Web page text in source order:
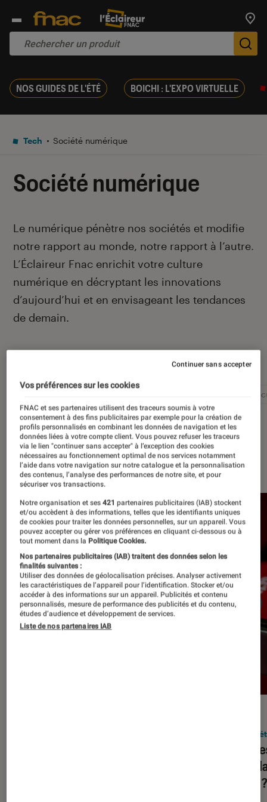
NOS GUIDES DE L'ÉTÉ BOICHI : L'EXPO VIRTUELLE
Tech Société numérique
Société numérique
Introduction
Le numérique pénètre nos sociétés et modifie
notre rapport au monde, notre rapport à l’autre.
L’Éclaireur Fnac enrichit votre culture
numérique en décryptant les innovations
d’aujourd’hui et en envisageant les tendances
de demain.
À la une
2023
Vos préférences sur les cookies
FNAC et ses partenaires utilisent des traceurs soumis à votre
consentement à des fins publicitaires par exemple pour la création de
profils personnalisés en combinant les données de navigation et les
données liées à votre compte client. Vous pouvez refuser les traceurs
via le lien "continuer sans accepter" à l’exception des cookies
nécessaires au fonctionnement optimal de nos services notamment
l’aide dans votre navigation sur notre catalogue et la personnalisation
des contenus, l’analyse des performances de notre site, et pour
sécuriser vos transactions.
Notre organisation et ses421 partenaires publicitaires (IAB) stockent
et/ou accèdent à des informations, telles que les identifiants uniques
de cookies pour traiter les données personnelles, sur un appareil. Vous
pouvez accepter ou gérer vos préférences en cliquant ci-dessous ou à
tout moment dans la Politique Cookies.
Nos partenaires publicitaires (IAB) traitent des données selon les
finalités suivantes :
Utiliser des données de géolocalisation précises. Analyser activement
les caractéristiques de l’appareil pour l’identification. Stocker et/ou
accéder à des informations sur un appareil. Publicités et contenu
personnalisés, mesure de performance des publicités et du contenu,
études d’audience et développement de services.
Liste de nos partenaires IAB
Continuer sans accepter